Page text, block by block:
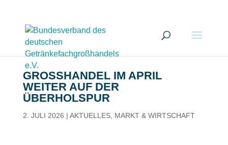
GROSSHANDEL IM APRIL W
EITER AUF DER Ü
BERHOLSPUR
2. JULI 2026 | AKTUELLES, MARKT & WIRTSCHAFT